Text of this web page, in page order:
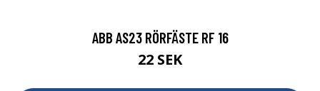
ABB AS23 RÖRFÄSTE RF 16
22 SEK